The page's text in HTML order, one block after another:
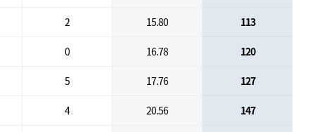
2 15.80 113
0 16.78 120
5 17.76 127
4 20.56 147